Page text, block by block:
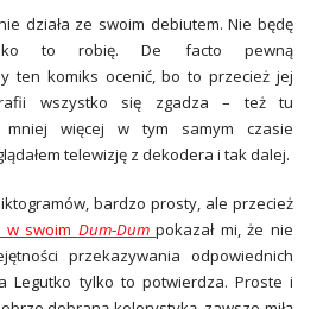
działa ze swoim debiutem. Nie będę
to robię. De facto pewną
ten komiks ocenić, bo to przecież jej
wszystko się zgadza – też tu
mniej więcej w tym samym czasie
telewizję z dekodera i tak dalej.
bardzo prosty, ale przecież
w swoim Dum‑Dumpokazał mi, że nie
przekazywania odpowiednich
Legutko tylko to potwierdza. Proste i